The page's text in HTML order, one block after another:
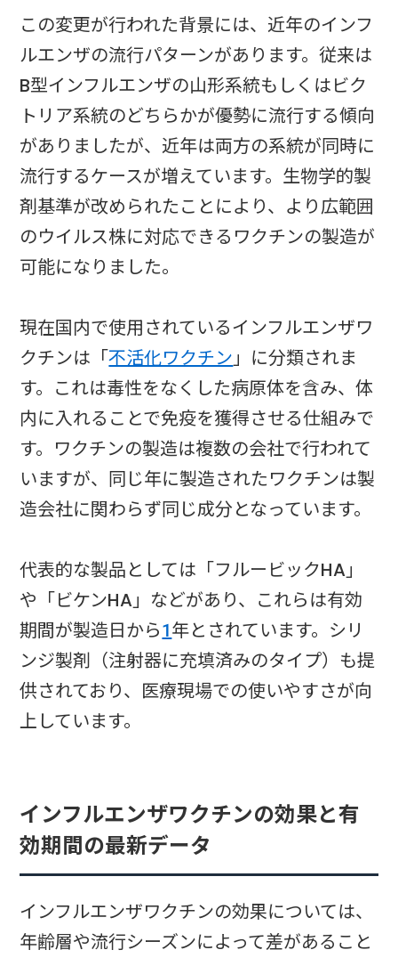
この変更が行われた背景には、近年のインフ
ルエンザの流行パターンがあります。従来は
B型インフルエンザの山形系統もしくはビク
トリア系統のどちらかが優勢に流行する傾向
がありましたが、近年は両方の系統が同時に
流行するケースが増えています。生物学的製
剤基準が改められたことにより、より広範囲
のウイルス株に対応できるワクチンの製造が
可能になりました。
現在国内で使用されているインフルエンザワ
クチンは「不活化ワクチン」に分類されま
す。これは毒性をなくした病原体を含み、体
内に入れることで免疫を獲得させる仕組みで
す。ワクチンの製造は複数の会社で行われて
いますが、同じ年に製造されたワクチンは製
造会社に関わらず同じ成分となっています。
代表的な製品としては「フルービックHA」
や「ビケンHA」などがあり、これらは有効
期間が製造日から1年とされています。シリ
ンジ製剤（注射器に充填済みのタイプ）も提
供されており、医療現場での使いやすさが向
上しています。
インフルエンザワクチンの効果と有
効期間の最新データ
インフルエンザワクチンの効果については、
年齢層や流行シーズンによって差があること